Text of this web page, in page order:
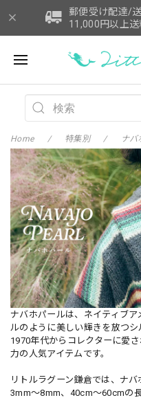
郵便受け配達/
11,000円以上
Home 特集別 ナ
ナバホパールは、ネイティブ
ルのように美しい輝きを放つシ
1970年代からコレクターに愛
力の人気アイテムです。
リトルラグーン鎌倉では、ナ
3mm〜8mm、40cm〜60cmの